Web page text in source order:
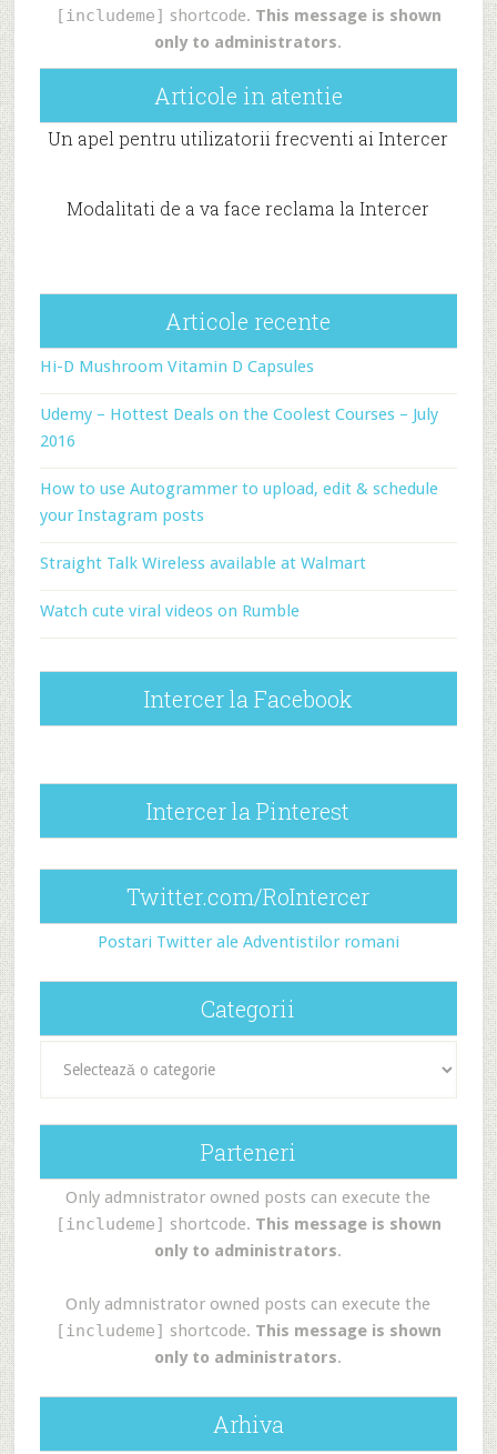
[includeme] shortcode. This message is shown
only to administrators.
Articole in atentie
Un apel pentru utilizatorii frecventi ai Intercer
Modalitati de a va face reclama la Intercer
Articole recente
Hi-D Mushroom Vitamin D Capsules
Udemy – Hottest Deals on the Coolest Courses – July
2016
How to use Autogrammer to upload, edit & schedule
your Instagram posts
Straight Talk Wireless available at Walmart
Watch cute viral videos on Rumble
Intercer la Facebook
Intercer la Pinterest
Twitter.com/RoIntercer
Postari Twitter ale Adventistilor romani
Categorii
Parteneri
Only admnistrator owned posts can execute the
[includeme] shortcode. This message is shown
only to administrators.
Only admnistrator owned posts can execute the
[includeme] shortcode. This message is shown
only to administrators.
Arhiva